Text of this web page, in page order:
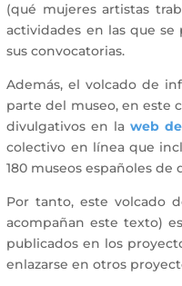
(qué mujeres artistas
actividades en las que
sus convocatorias.
Además, el volcado de
parte del museo, en este
divulgativos en laweb
colectivo en línea que
180 museos españoles
Por tanto, este volcado
acompañan este texto)
publicados en los
enlazarse en otros